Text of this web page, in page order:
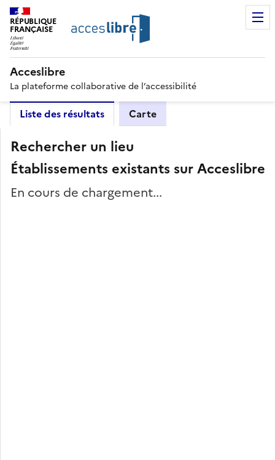
RÉPUBLIQUE
FRANÇAISE
Acceslibre
La plateforme collaborative de l’accessibilité
Liste des résultats Carte
Rechercher un lieu
Établissements existants sur Acceslibre
En cours de chargement...